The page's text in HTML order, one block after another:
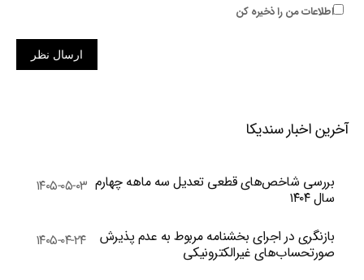
اطلاعات من را ذخیره کن
ارسال نظر
آخرین اخبار سندیکا
بررسی شاخص‌های قطعی تعدیل سه ماهه چهارم
سال ۱۴۰۴
۱۴۰۵-۰۵-۰۳
بازنگری در اجرای بخشنامه مربوط به عدم پذیرش
صورتحساب‌های غیرالکترونیکی
۱۴۰۵-۰۴-۲۴